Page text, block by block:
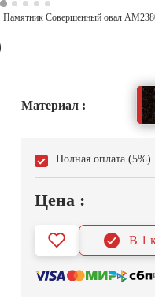
Памятник Совершенный овал
Материал :
Полная оплата (5%)
Цена :
В 1